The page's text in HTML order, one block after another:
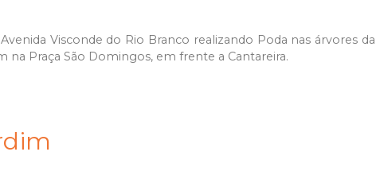
Visconde do Rio Branco realizando Poda nas árvores da
na Praça São Domingos, em frente a Cantareira.